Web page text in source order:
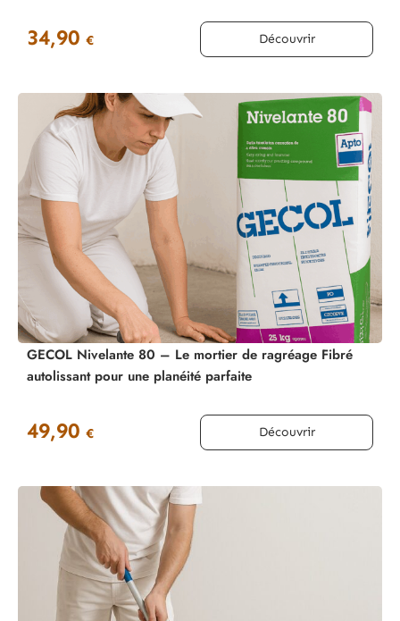
34,90 € Découvrir
GECOL Nivelante 80 – Le mortier de ragréage Fibré
autolissant pour une planéité parfaite
49,90 € Découvrir